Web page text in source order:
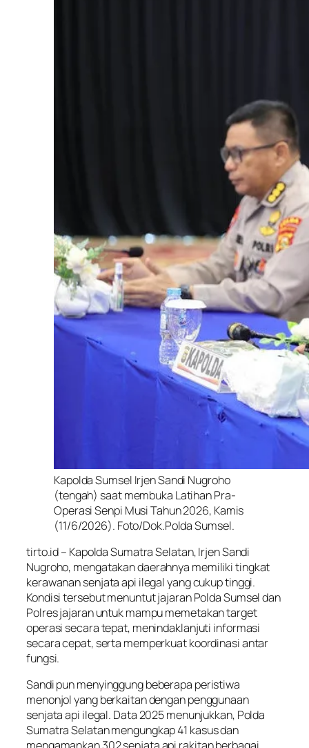
Kapolda Sumsel Irjen Sandi Nugroho
(tengah) saat membuka Latihan Pra-
Operasi Senpi Musi Tahun 2026, Kamis
(11/6/2026). Foto/Dok.Polda Sumsel.
tirto.id – Kapolda Sumatra Selatan, Irjen Sandi
Nugroho, mengatakan daerahnya memiliki tingkat
kerawanan senjata api ilegal yang cukup tinggi.
Kondisi tersebut menuntut jajaran Polda Sumsel dan
Polres jajaran untuk mampu memetakan target
operasi secara tepat, menindaklanjuti informasi
secara cepat, serta memperkuat koordinasi antar
fungsi.
Sandi pun menyinggung beberapa peristiwa
menonjol yang berkaitan dengan penggunaan
senjata api ilegal. Data 2025 menunjukkan, Polda
Sumatra Selatan mengungkap 41 kasus dan